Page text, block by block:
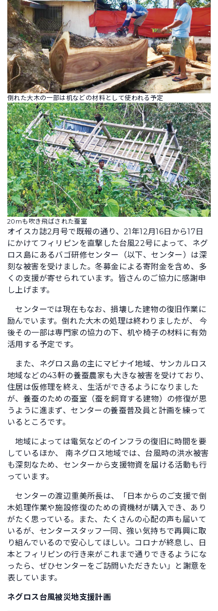
倒れた大木の一部は机などの材料として使われる予定
20mも吹き飛ばされた蚕室
オイスカ誌2月号で既報の通り、21年12月16日から17日
にかけてフィリピンを直撃した台風22号によって、ネグ
ロス島にあるバゴ研修センター（以下、センター）は深
刻な被害を受けました。冬募金による寄附金を含め、多
くの支援が寄せられています。皆さんのご協力に感謝申
し上げます。
センターでは現在もなお、損壊した建物の復旧作業に
励んでいます。倒れた大木の処理は終わりましたが、 今
後その一部は専門家の協力の下、机や椅子の材料に有効
活用する予定です。
また、ネグロス島の主にマビナイ地域、サンカルロス
地域などの43軒の養蚕農家も大きな被害を受けており、
住居は仮修理を終え、生活ができるようになりました
が、養蚕のための蚕室（蚕を飼育する建物）の修復が思
うように進まず、センターの養蚕普及員と計画を練って
いるところです。
地域によっては電気などのインフラの復旧に時間を要
しているほか、 南ネグロス地域では、台風時の洪水被害
も深刻なため、センターから支援物資を届ける活動も行
っています。
センターの渡辺重美所長は、「日本からのご支援で倒
木処理作業や施設修復のための資機材が購入でき、あり
がたく思っている。また、たくさんの心配の声も届いて
いるが、センタースタッフ一同、強い気持ちで再興に取
り組んでいるので安心してほしい。コロナが終息し、日
本とフィリピンの行き来がこれまで通りできるようにな
ったら、ぜひセンターをご訪問いただきたい」と謝意を
表しています。
ネグロス台風被災地支援計画